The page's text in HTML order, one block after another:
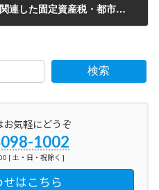
新型コロナウイルス感染症に関連した固定資産税・都市計画税の減免について
検索
お気軽にどうぞ
1002
[ 土・日・祝除く ]
はこちら